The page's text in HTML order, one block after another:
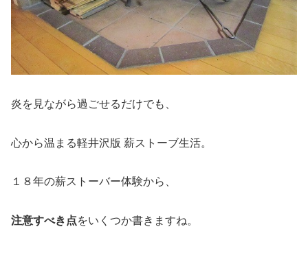
炎を見ながら過ごせるだけでも、
心から温まる軽井沢版 薪ストーブ生活。
１８年の薪ストーバー体験から、
注意すべき点をいくつか書きますね。